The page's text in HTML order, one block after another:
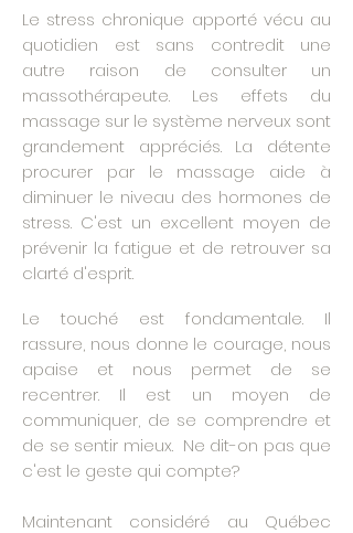
Le stress chronique apporté vécu au
quotidien est sans contredit une
autre raison de consulter un
massothérapeute. Les effets du
massage sur le système nerveux sont
grandement appréciés. La détente
procurer par le massage aide à
diminuer le niveau des hormones de
stress. C'est un excellent moyen de
prévenir la fatigue et de retrouver sa
clarté d'esprit.
Le touché est fondamentale. Il
rassure, nous donne le courage, nous
apaise et nous permet de se
recentrer. Il est un moyen de
communiquer, de se comprendre et
de se sentir mieux. Ne dit-on pas que
c'est le geste qui compte?
Maintenant considéré au Québec